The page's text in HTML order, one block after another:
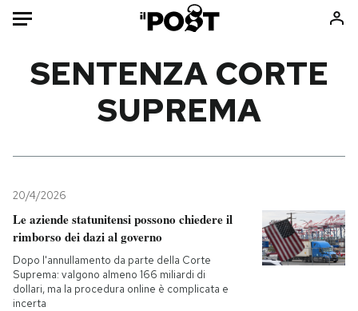
Mondo
Tecnologia
Internet
Cultura
Economia
Libri
Ok Boomer!
Europa
Altrecose
SENTENZA CORTE
SUPREMA
20/4/2026
Le aziende statunitensi possono chiedere il
rimborso dei dazi al governo
Dopo l'annullamento da parte della Corte
Suprema: valgono almeno 166 miliardi di
dollari, ma la procedura online è complicata e
incerta